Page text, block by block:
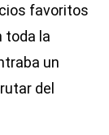
favoritos
toda la
un
del